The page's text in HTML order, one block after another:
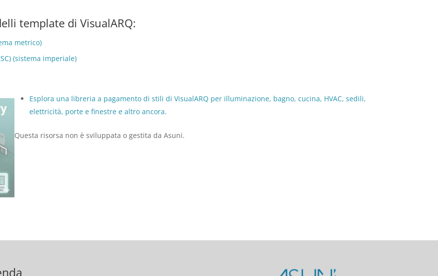
template di VisualARQ:
metrico)
(sistema imperiale)
Esplora una libreria a pagamento di stili di VisualARQ per illuminazione, bagno, cucina, HVAC, sedili,
elettricità, porte e finestre e altro ancora.
Questa risorsa non è sviluppata o gestita da Asuni.